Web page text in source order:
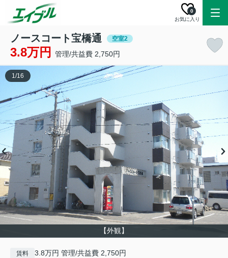
お気に入り
0
ノースコート宝橋通 空室2
3.8万円 管理/共益費 2,750円
【外観】
1/16
賃料 3.8万円 管理/共益費 2,750円